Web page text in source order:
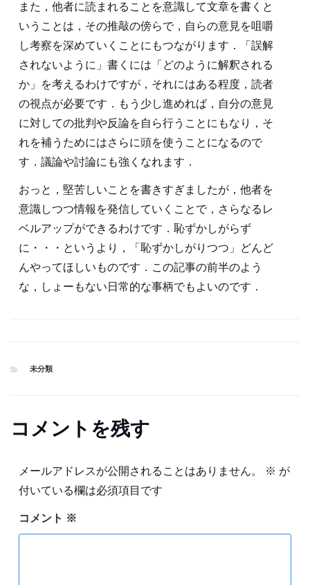
また，他者に読まれることを意識して文章を書くと
いうことは，その推敲の傍らで，自らの意見を咀嚼
し考察を深めていくことにもつながります．「誤解
されないように」書くには「どのように解釈される
か」を考えるわけですが，それにはある程度，読者
の視点が必要です．もう少し進めれば，自分の意見
に対しての批判や反論を自ら行うことにもなり，そ
れを補うためにはさらに頭を使うことになるので
す．議論や討論にも強くなれます．
おっと，堅苦しいことを書きすぎましたが，他者を
意識しつつ情報を発信していくことで，さらなるレ
ベルアップができるわけです．恥ずかしがらず
に・・・というより，「恥ずかしがりつつ」どんど
んやってほしいものです．この記事の前半のよう
な，しょーもない日常的な事柄でもよいのです．
CATEGORIES
未分類
コメントを残す
メールアドレスが公開されることはありません。 ※ が
付いている欄は必須項目です
コメント ※